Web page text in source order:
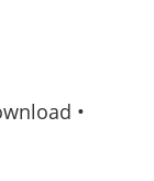
•